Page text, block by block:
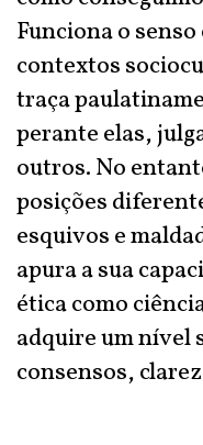
Funciona o
contextos
traça
perante elas,
outros. No
posições
esquivos e
apura a sua
ética como
adquire um nível
consensos,